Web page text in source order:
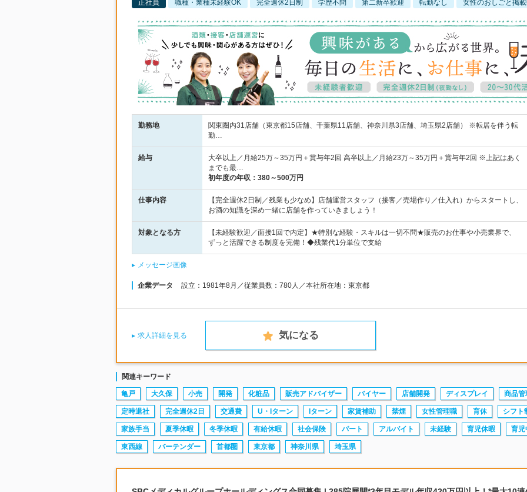
正社員 職種・業種未経験OK 完全週休2日制 学歴不問 第二新卒歓迎 転勤なし 女性のおしごと掲
勤務地
関東圏内31店舗（東京都15店舗、千葉県11店舗、神奈川県3店舗、埼玉県2店舗） ※転居を伴う転
勤…
給与
大卒以上／月給25万～35万円＋賞与年2回 高卒以上／月給23万～35万円＋賞与年2回 ※上記はあく
までも最…
初年度の年収： 380～500万円
仕事内容
【完全週休2日制／残業も少なめ】店舗運営スタッフ（接客／売場作り／仕入れ）からスタートし、
お酒の知識を深め一緒に店舗を作っていきましょう！
対象となる方
【未経験歓迎／面接1回で内定】★特別な経験・スキルは一切不問★販売のお仕事や小売業界で、
ずっと活躍できる制度を完備！◆残業代1分単位で支給
メッセージ画像
企業データ 設立：1981年8月／従業員数：780人／本社所在地：東京都
求人詳細を見る 気になる
関連キーワード
亀戸 大久保 小売 開発 化粧品 販売アドバイザー バイヤー 店舗開発 ディスプレイ 商品管
定時退社 完全週休2日 交通費 U・Iターン Iターン 家賃補助 禁煙 女性管理職 育休 シフト
家族手当 夏季休暇 冬季休暇 有給休暇 社会保険 パート アルバイト 未経験 育児休暇 育児
東西線 バーテンダー 首都圏 東京都 神奈川県 埼玉県